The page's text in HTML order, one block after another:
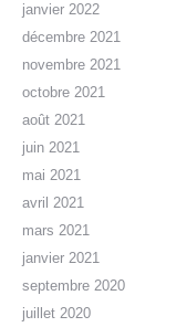
janvier 2022
décembre 2021
novembre 2021
octobre 2021
août 2021
juin 2021
mai 2021
avril 2021
mars 2021
janvier 2021
septembre 2020
juillet 2020